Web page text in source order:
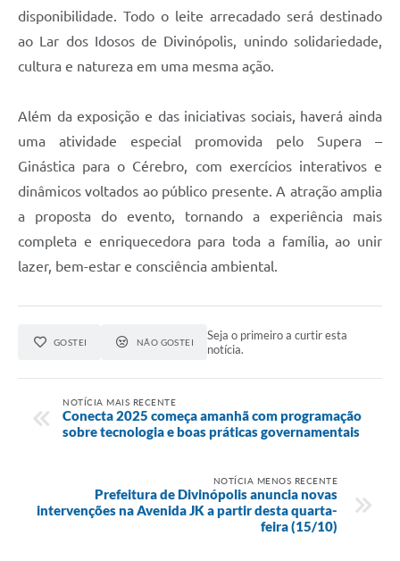
disponibilidade. Todo o leite arrecadado será destinado
ao Lar dos Idosos de Divinópolis, unindo solidariedade,
cultura e natureza em uma mesma ação.
Além da exposição e das iniciativas sociais, haverá ainda
uma atividade especial promovida pelo Supera –
Ginástica para o Cérebro, com exercícios interativos e
dinâmicos voltados ao público presente. A atração amplia
a proposta do evento, tornando a experiência mais
completa e enriquecedora para toda a família, ao unir
lazer, bem-estar e consciência ambiental.
GOSTEI NÃO GOSTEI
Seja o primeiro a curtir esta
notícia.
NOTÍCIA MAIS RECENTE
Conecta 2025 começa amanhã com programação
sobre tecnologia e boas práticas governamentais
NOTÍCIA MENOS RECENTE
Prefeitura de Divinópolis anuncia novas
intervenções na Avenida JK a partir desta quarta-
feira (15/10)